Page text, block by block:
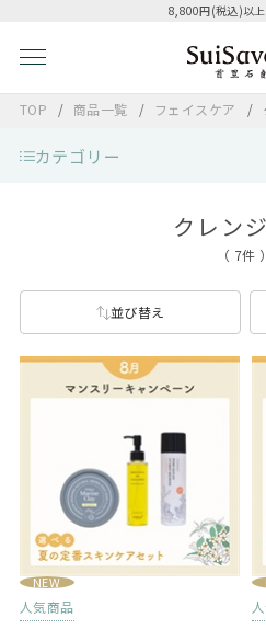
8,800円(税込)以
TOP 商品一覧 フェイスケア
カテゴリー
クレン
（ 7件 ）
並び替え
NEW
人気商品